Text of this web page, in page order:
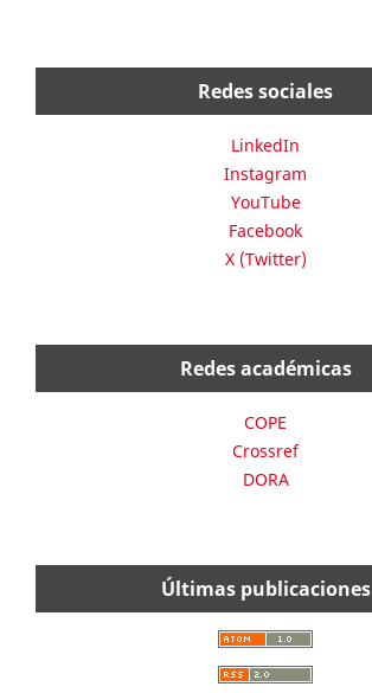
Redes sociales
LinkedIn
Instagram
YouTube
Facebook
X (Twitter)
Redes académicas
COPE
Crossref
DORA
Últimas publicaciones